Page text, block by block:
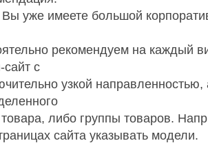
уже имеете большой
рекомендуем на каждый
с
узкой
либо группы товаров.
сайта указывать модели.